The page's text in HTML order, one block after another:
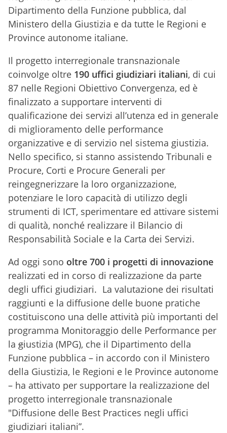
Dipartimento della Funzione pubblica, dal
Ministero della Giustizia e da tutte le Regioni e
Province autonome italiane.
Il progetto interregionale transnazionale
coinvolge oltre 190 uffici giudiziari italiani, di cui
87 nelle Regioni Obiettivo Convergenza, ed è
finalizzato a supportare interventi di
qualificazione dei servizi all’utenza ed in generale
di miglioramento delle performance
organizzative e di servizio nel sistema giustizia.
Nello specifico, si stanno assistendo Tribunali e
Procure, Corti e Procure Generali per
reingegnerizzare la loro organizzazione,
potenziare le loro capacità di utilizzo degli
strumenti di ICT, sperimentare ed attivare sistemi
di qualità, nonché realizzare il Bilancio di
Responsabilità Sociale e la Carta dei Servizi.
Ad oggi sono oltre 700 i progetti di innovazione
realizzati ed in corso di realizzazione da parte
degli uffici giudiziari. La valutazione dei risultati
raggiunti e la diffusione delle buone pratiche
costituiscono una delle attività più importanti del
programma Monitoraggio delle Performance per
la giustizia (MPG), che il Dipartimento della
Funzione pubblica – in accordo con il Ministero
della Giustizia, le Regioni e le Province autonome
– ha attivato per supportare la realizzazione del
progetto interregionale transnazionale
"Diffusione delle Best Practices negli uffici
giudiziari italiani”.